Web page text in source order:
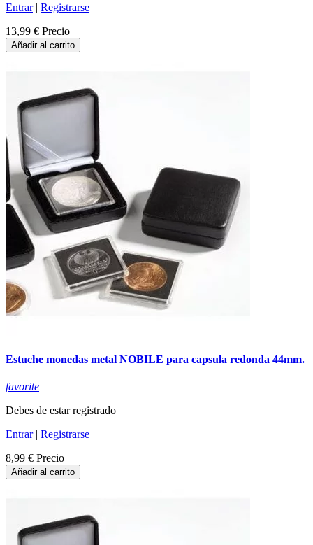
Entrar| Registrarse
13,99 € Precio
Añadir al carrito
Estuche monedas metal NOBILE para capsula redonda 44mm.
favorite
Debes de estar registrado
Entrar| Registrarse
8,99 € Precio
Añadir al carrito